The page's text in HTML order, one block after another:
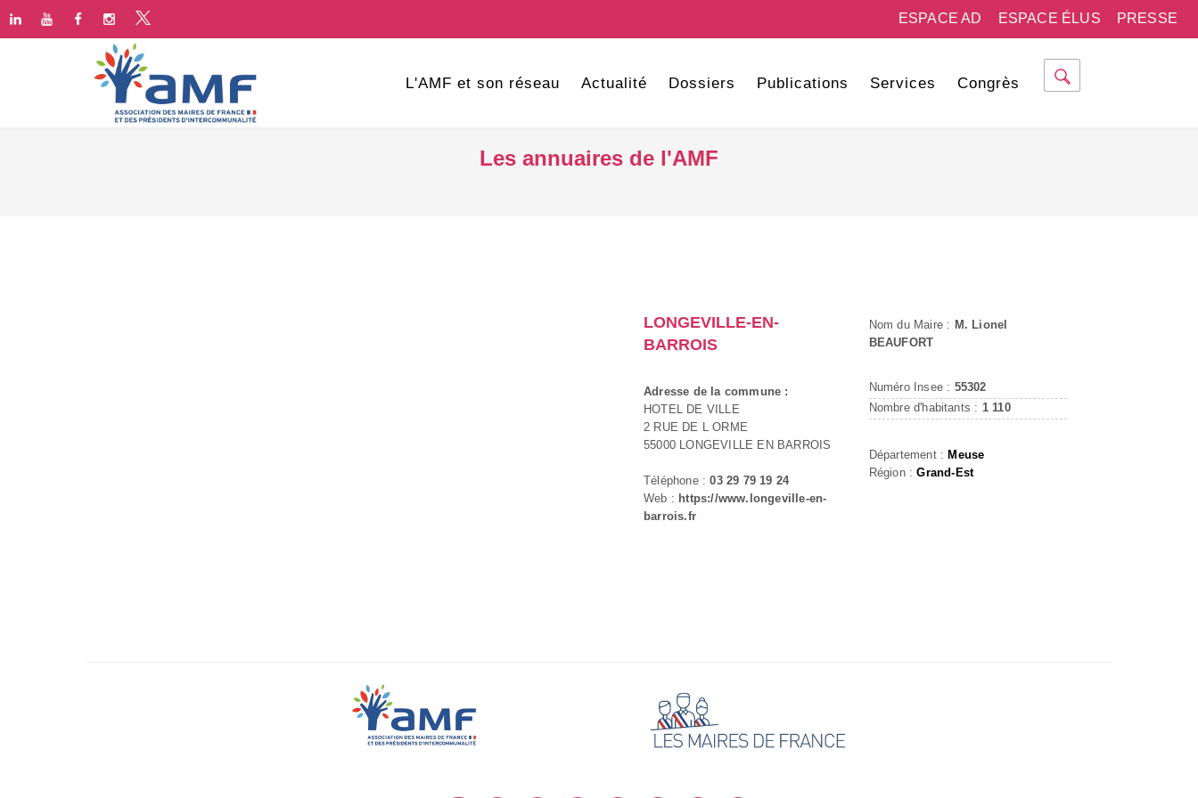
PRESSE
ESPACE ÉLUS
ESPACE AD
L'AMF et son réseau Actualité Dossiers Publications Services Congrès
Les annuaires de l'AMF
LONGEVILLE-EN-
BARROIS
Adresse de la commune :
HOTEL DE VILLE
2 RUE DE L ORME
55000 LONGEVILLE EN BARROIS
Téléphone :03 29 79 19 24
Web : https://www.longeville-en-
barrois.fr
Nom du Maire : M. Lionel
BEAUFORT
Numéro Insee : 55302
Nombre d'habitants : 1 110
Département : Meuse
Région :Grand-Est